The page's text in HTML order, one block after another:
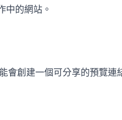
中的網站。
會創建一個可分享的預覽連